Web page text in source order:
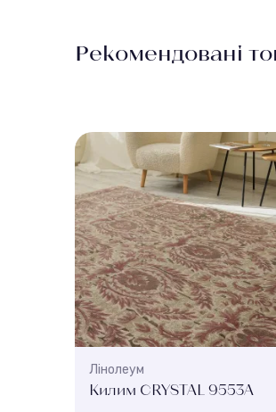
Рекомендовані
Лінолеум
Килим CRYSTAL 9553A